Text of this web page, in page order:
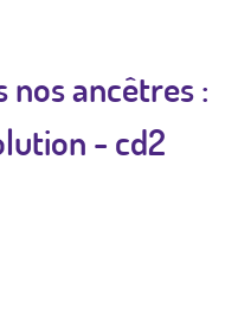
nos ancêtres :
- cd2